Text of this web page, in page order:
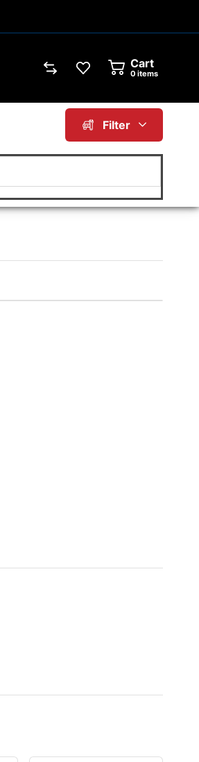
Cart
0 items
Filter